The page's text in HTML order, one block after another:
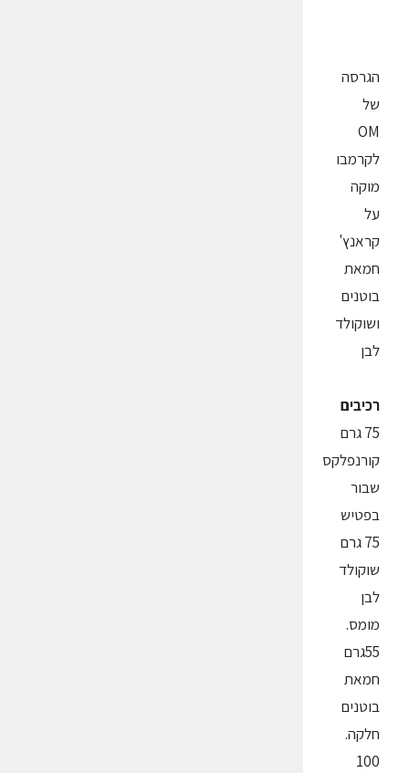
הגרסה
של
OM
לקרמבו
מוקה
על
קראנץ'
חמאת
בוטנים
ושוקולד
לבן
רכיבים
75 גרם
קורנפלקס
שבור
בפטיש
75 גרם
שוקולד
לבן
מומס.
55גרם
חמאת
בוטנים
חלקה.
100